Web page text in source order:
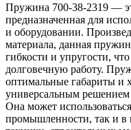
Пружина 700-38-2319 —
предназначенная для
и оборудовании.
материала, данная
гибкости и упругости,
долговечную работу.
оптимальные габариты и
универсальным
Она может
промышленности, так и в